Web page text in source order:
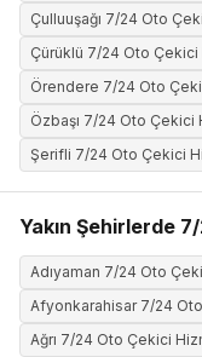
Çulluuşağı 7/24 Oto
Çürüklü 7/24 Oto
Örendere 7/24 Oto
Özbaşı 7/24 Oto Çekici
Şerifli 7/24 Oto Çekici
Yakın Şehirlerde
Adıyaman 7/24 Oto
Afyonkarahisar 7/24
Ağrı 7/24 Oto Çekici